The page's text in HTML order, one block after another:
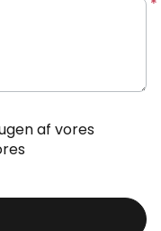
af vores